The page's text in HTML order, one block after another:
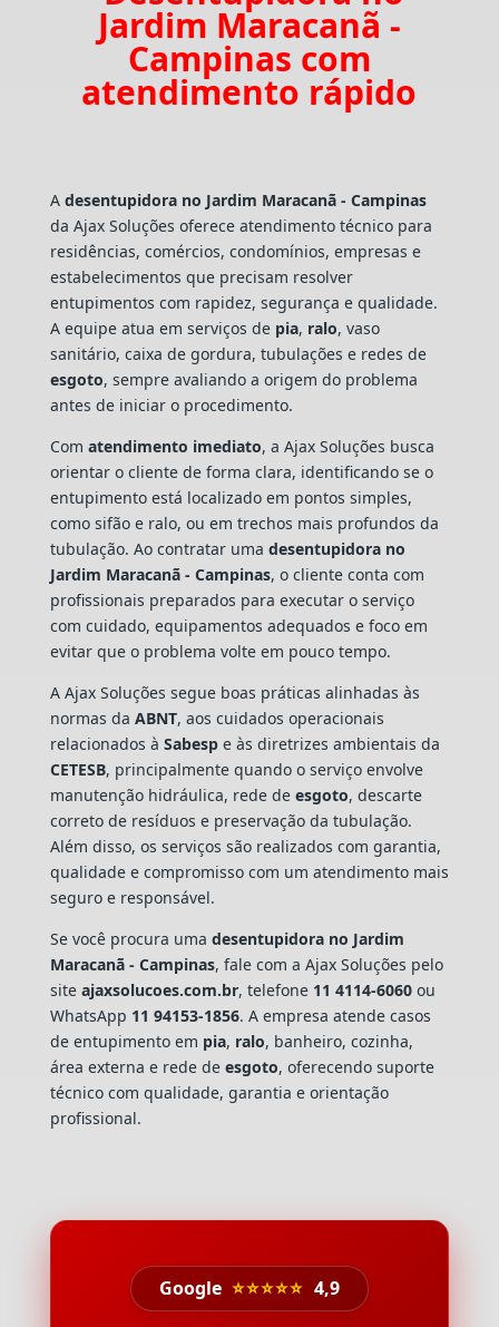
Jardim Maracanã -
Campinas com
atendimento rápido
A desentupidora no Jardim Maracanã - Campinas
da Ajax Soluções oferece atendimento técnico para
residências, comércios, condomínios, empresas e
estabelecimentos que precisam resolver
entupimentos com rapidez, segurança e qualidade.
A equipe atua em serviços de pia, ralo, vaso
sanitário, caixa de gordura, tubulações e redes de
esgoto, sempre avaliando a origem do problema
antes de iniciar o procedimento.
Com atendimento imediato, a Ajax Soluções busca
orientar o cliente de forma clara, identificando se o
entupimento está localizado em pontos simples,
como sifão e ralo, ou em trechos mais profundos da
tubulação. Ao contratar uma desentupidora no
Jardim Maracanã - Campinas, o cliente conta com
profissionais preparados para executar o serviço
com cuidado, equipamentos adequados e foco em
evitar que o problema volte em pouco tempo.
A Ajax Soluções segue boas práticas alinhadas às
normas da ABNT, aos cuidados operacionais
relacionados à Sabespe às diretrizes ambientais da
CETESB, principalmente quando o serviço envolve
manutenção hidráulica, rede de esgoto, descarte
correto de resíduos e preservação da tubulação.
Além disso, os serviços são realizados com garantia,
qualidade e compromisso com um atendimento mais
seguro e responsável.
Se você procura uma desentupidora no Jardim
Maracanã - Campinas, fale com a Ajax Soluções pelo
site ajaxsolucoes.com.br, telefone 11 4114-6060ou
WhatsApp 11 94153-1856. A empresa atende casos
de entupimento em pia, ralo, banheiro, cozinha,
área externa e rede de esgoto, oferecendo suporte
técnico com qualidade, garantia e orientação
profissional.
Google ⭐⭐⭐⭐⭐ 4,9